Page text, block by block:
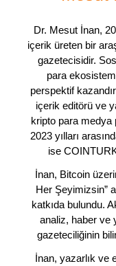
Dr. Mesut İnan,
içerik üreten bir
gazetecisidir.
para
perspektif
içerik editörü ve
kripto para medya
2023 yılları
ise
İnan, Bitcoin
Her Şeyimizsin”
katkıda bulundu.
analiz, haber ve
gazeteciliğinin
İnan, yazarlık ve